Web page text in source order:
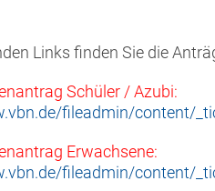
Links finden Sie die
Schüler / Azubi:
fileadmin/content/
Erwachsene:
fileadmin/content/